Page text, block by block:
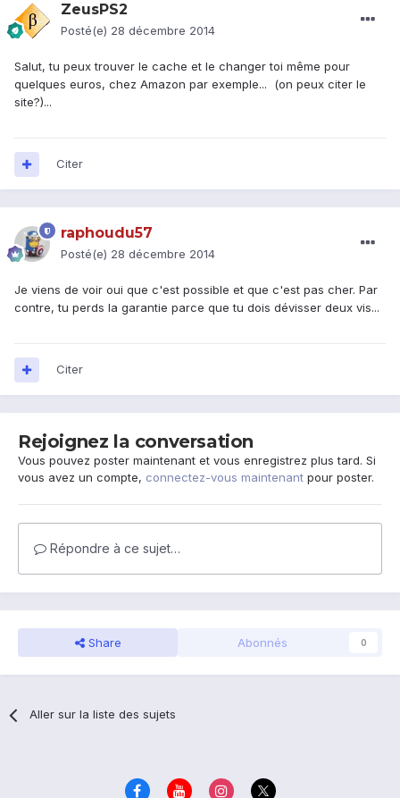
ZeusPS2
Posté(e) 28 décembre 2014
Salut, tu peux trouver le cache et le changer toi même pour
quelques euros, chez Amazon par exemple... (on peux citer le
site?)...
Citer
raphoudu57
Posté(e) 28 décembre 2014
Je viens de voir oui que c'est possible et que c'est pas cher. Par
contre, tu perds la garantie parce que tu dois dévisser deux vis...
Citer
Rejoignez la conversation
Vous pouvez poster maintenant et vous enregistrez plus tard. Si
vous avez un compte, connectez-vous maintenant pour poster.
Répondre à ce sujet…
Share Abonnés 0
Aller sur la liste des sujets